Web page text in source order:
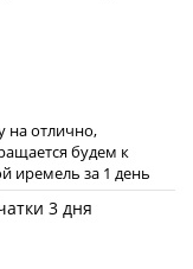
на отлично,
будем к
иремель за 1 день